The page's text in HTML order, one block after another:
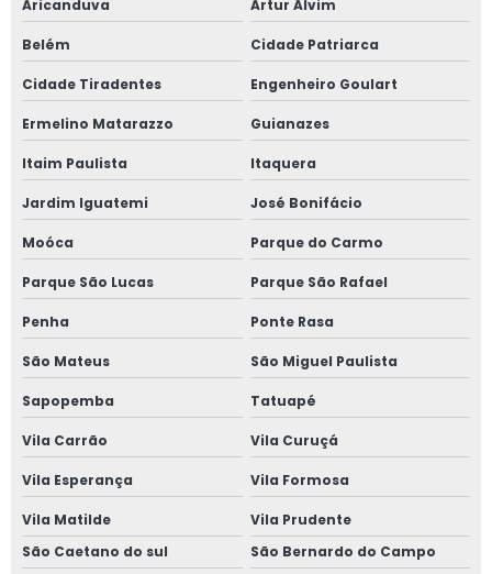
Janela sobreposta de giro em são paulo
Janela sobreposta de giro em sp
Janela sobreposta preço
Janela vedação acústica
Janela vidro duplo
Janela vidro duplo isolamento acústico
Janela vidro duplo isolamento térmico
Janela vidro duplo com persiana
Janela de vidro duplo com persiana interna
Janela de vidro duplo com persiana interna preço
Janela vidro insulado
Janela vidro multilaminado
Aricanduva Artur Alvim
Belém Cidade Patriarca
Cidade Tiradentes Engenheiro Goulart
Ermelino Matarazzo Guianazes
Itaim Paulista Itaquera
Jardim Iguatemi José Bonifácio
Moóca Parque do Carmo
Parque São Lucas Parque São Rafael
Penha Ponte Rasa
São Mateus São Miguel Paulista
Sapopemba Tatuapé
Vila Carrão Vila Curuçá
Vila Esperança Vila Formosa
Vila Matilde
Vila Prudente
São Caetano do sul
São Bernardo do Campo